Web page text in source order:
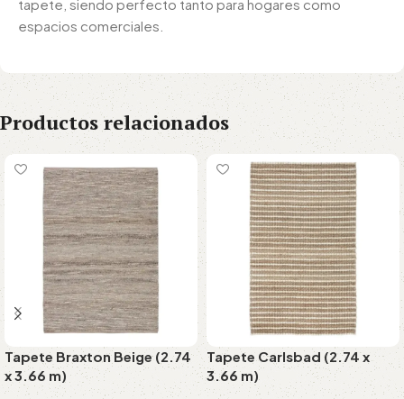
tapete, siendo perfecto tanto para hogares como
espacios comerciales.
Productos relacionados
Tapete Braxton Beige (2.74
x 3.66 m)
Tapete Carlsbad (2.74 x
3.66 m)